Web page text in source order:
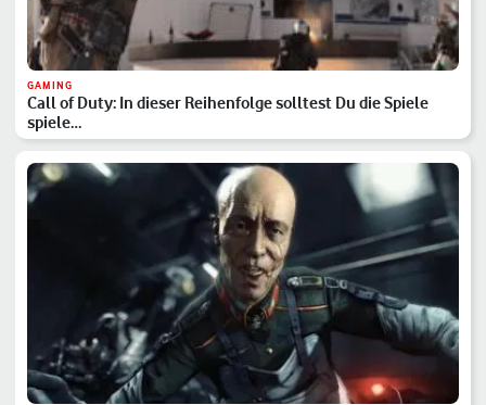
GAMING
Call of Duty: In dieser Reihenfolge solltest Du die Spiele
spiele…